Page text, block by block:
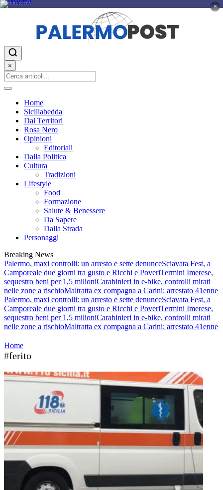
PUBBLICITÀ ×
×
Home
Siciliabedda
Dai Territori
Rosa Nero
Opinioni
Editoriali
Dalla Politica
Cultura
Tradizioni
Lifestyle
Food
Formazione
Salute & Benessere
Da Sapere
Dalla Strada
Personaggi
Breaking News
Palermo, maxi controlli: un arresto e sette denunceSciavata Fest, a
Camporeale due giorni tra gusto e Ricchi e PoveriTermini Imerese,
sequestro beni per 1,5 milioniCarabinieri in e-bike, controlli mirati
nelle zone a rischioMaltratta ex compagna a Carini: arrestato 41enne
Palermo, maxi controlli: un arresto e sette denunceSciavata Fest, a
Camporeale due giorni tra gusto e Ricchi e PoveriTermini Imerese,
sequestro beni per 1,5 milioniCarabinieri in e-bike, controlli mirati
nelle zone a rischioMaltratta ex compagna a Carini: arrestato 41enne
Home
#ferito